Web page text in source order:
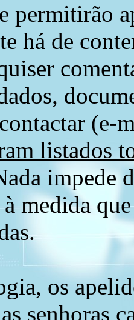
permitirão
há de
(e-
listados
impede
à medida
os
senhoras